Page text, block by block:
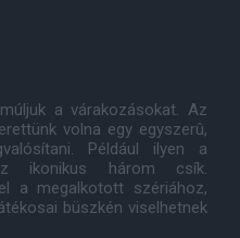
a várakozásokat. Az
volna egy egyszerû,
Például ilyen a
ikonikus három csík.
a megalkotott szériához,
büszkén viselhetnek